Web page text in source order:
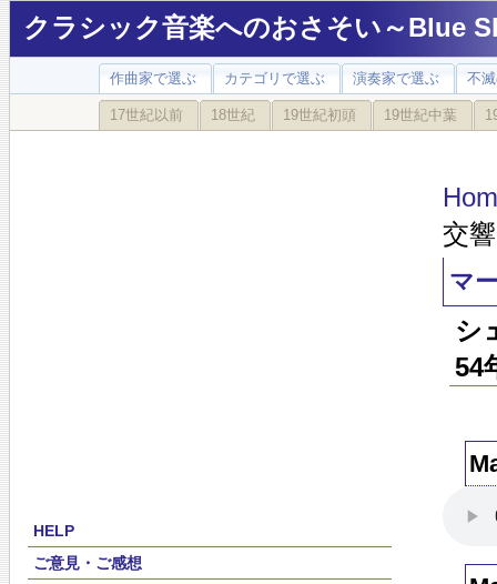
クラシック音楽へのおさそい～Blue
作曲家で選ぶ カテゴリで選ぶ 演奏家で選ぶ 不
17世紀以前 18世紀 19世紀初頭 19世紀中葉
HELP
ご意見・ご感想
交
マ
シ
54